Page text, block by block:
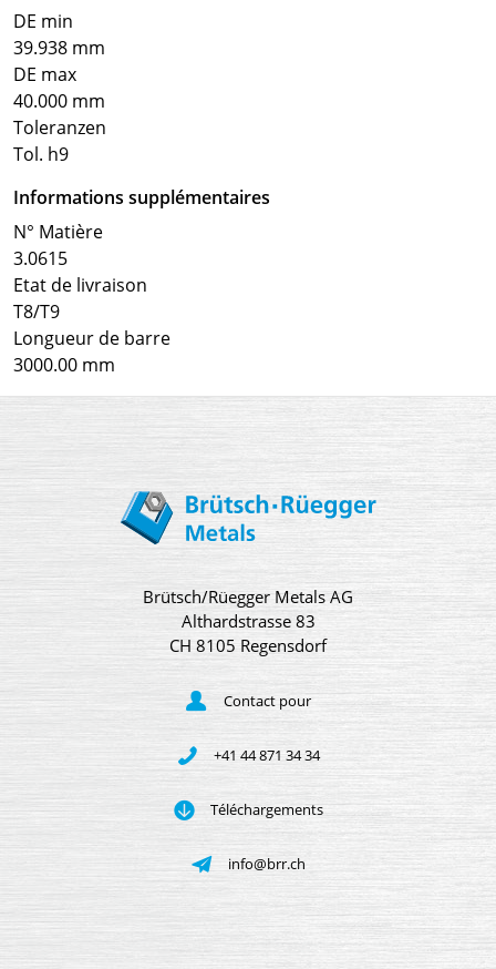
DE min
39.938 mm
DE max
40.000 mm
Toleranzen
Tol. h9
Informations supplémentaires
N° Matière
3.0615
Etat de livraison
T8/T9
Longueur de barre
3000.00 mm
Brütsch/Rüegger Metals AG
Althardstrasse 83
CH 8105 Regensdorf
Contact pour
+41 44 871 34 34
Téléchargements
info@brr.ch